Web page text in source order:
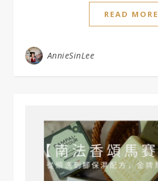
READ MORE
AnnieSinLee